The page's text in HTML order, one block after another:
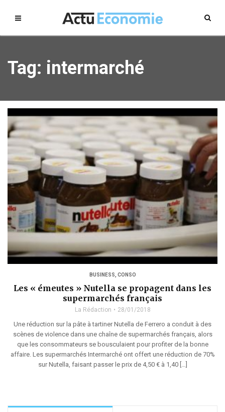
Tag: intermarché
BUSINESS, CONSO
Les « émeutes » Nutella se propagent dans les
supermarchés français
La Rédaction 28/01/2018
Une réduction sur la pâte à tartiner Nutella de Ferrero a conduit à des
scènes de violence dans une chaîne de supermarchés français, alors
que les consommateurs se bousculaient pour profiter de la bonne
affaire. Les supermarchés Intermarché ont offert une réduction de 70%
sur Nutella, faisant passer le prix de 4,50 € à 1,40 […]